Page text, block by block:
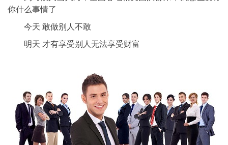
你什么事情了
今天 敢做别人不敢
明天 才有享受别人无法享受财富